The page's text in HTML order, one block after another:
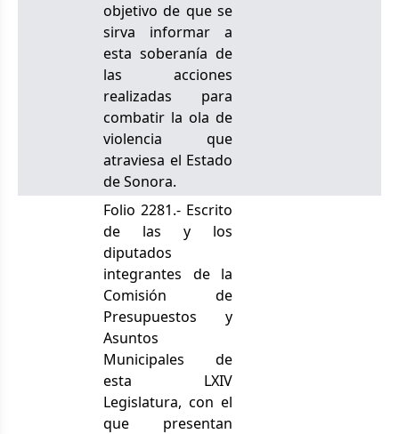
objetivo de que se
sirva informar a
esta soberanía de
las acciones
realizadas para
combatir la ola de
violencia que
atraviesa el Estado
de Sonora.
Folio 2281.- Escrito
de las y los
diputados
integrantes de la
Comisión de
Presupuestos y
Asuntos
Municipales de
esta LXIV
Legislatura, con el
que presentan